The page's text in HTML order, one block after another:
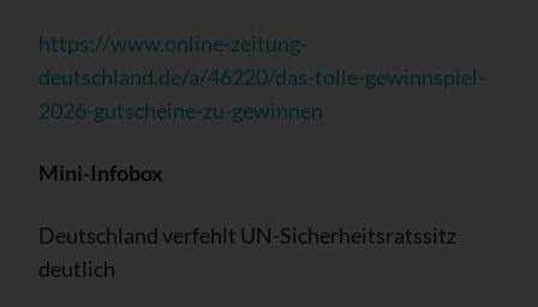
https://www.online-zeitung-
deutschland.de/a/46220/das-tolle-gewinnspiel-
2026-gutscheine-zu-gewinnen
Mini-Infobox
Deutschland verfehlt UN-Sicherheitsratssitz
deutlich